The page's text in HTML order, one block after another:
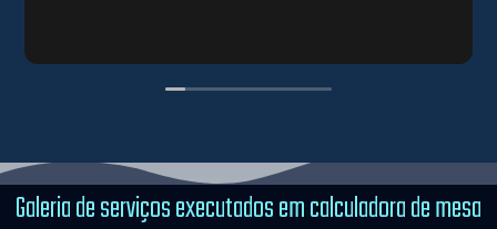
Galeria de serviços executados em calculadora de mesa